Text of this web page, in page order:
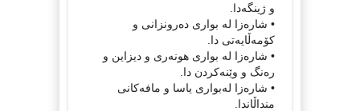
و ژینگه‌دا.
• شاره‌زا له‌ بواری ده‌رونزانی و
كۆمه‌ڵایه‌تی دا.
• شاره‌زا له‌ بواری هونه‌ری و دیزاین و
ره‌نگ و وێنه‌كردن دا.
• شاره‌زا له‌بواری یاسا و مافه‌كانی
منداڵاندا.